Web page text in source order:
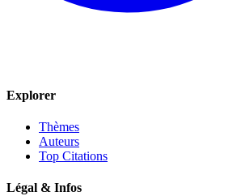
Explorer
Thèmes
Auteurs
Top Citations
Légal & Infos